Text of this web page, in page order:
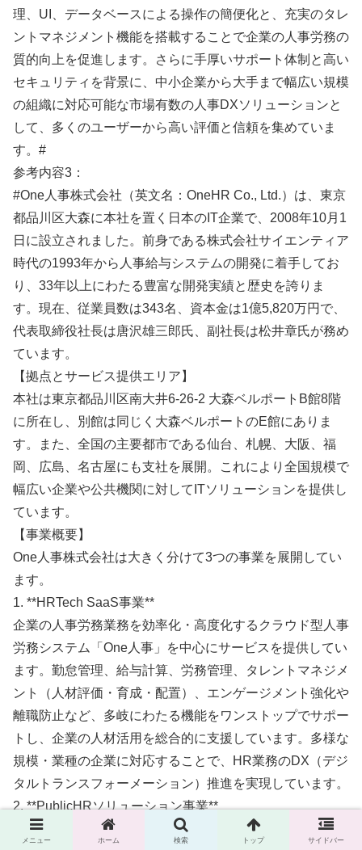
理、UI、データベースによる操作の簡便化と、充実のタレ
ントマネジメント機能を搭載することで企業の人事労務の
質的向上を促進します。さらに手厚いサポート体制と高い
セキュリティを背景に、中小企業から大手まで幅広い規模
の組織に対応可能な市場有数の人事DXソリューションと
して、多くのユーザーから高い評価と信頼を集めていま
す。#
参考内容3：
#One人事株式会社（英文名：OneHR Co., Ltd.）は、東京
都品川区大森に本社を置く日本のIT企業で、2008年10月1
日に設立されました。前身である株式会社サイエンティア
時代の1993年から人事給与システムの開発に着手してお
り、33年以上にわたる豊富な開発実績と歴史を誇りま
す。現在、従業員数は343名、資本金は1億5,820万円で、
代表取締役社長は唐沢雄三郎氏、副社長は松井章氏が務め
ています。
【拠点とサービス提供エリア】
本社は東京都品川区南大井6-26-2 大森ベルポートB館8階
に所在し、別館は同じく大森ベルポートのE館にありま
す。また、全国の主要都市である仙台、札幌、大阪、福
岡、広島、名古屋にも支社を展開。これにより全国規模で
幅広い企業や公共機関に対してITソリューションを提供し
ています。
【事業概要】
One人事株式会社は大きく分けて3つの事業を展開してい
ます。
1. **HRTech SaaS事業**
企業の人事労務業務を効率化・高度化するクラウド型人事
労務システム「One人事」を中心にサービスを提供してい
ます。勤怠管理、給与計算、労務管理、タレントマネジメ
ント（人材評価・育成・配置）、エンゲージメント強化や
離職防止など、多岐にわたる機能をワンストップでサポー
トし、企業の人材活用を総合的に支援しています。多様な
規模・業種の企業に対応することで、HR業務のDX（デジ
タルトランスフォーメーション）推進を実現しています。
2. **PublicHRソリューション事業**
官公庁や地方公共団体、公共機関向けに特化したDXサー
メニュー ホーム 検索 トップ サイドバー